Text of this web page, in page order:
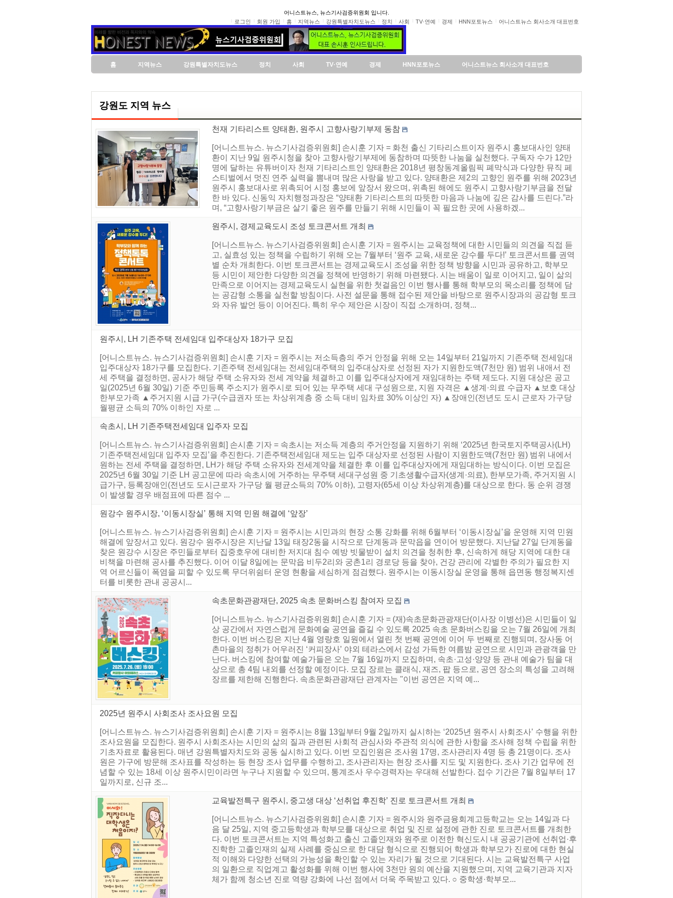
어니스트뉴스, 뉴스기사검증위원회 입니다.
로그인
회원 가입 홈 지역뉴스 강원특별자치도뉴스 정치 사회 TV·연예 경제 HNN포토뉴스 어니스트뉴스 회사소개 대표번호
홈 지역뉴스 강원특별자치도뉴스 정치 사회 TV·연예 경제 HNN포토뉴스 어니스트뉴스 회사소개 대표번호
강원도 지역 뉴스
천재 기타리스트 양태환, 원주시 고향사랑기부제 동참
[어니스트뉴스. 뉴스기사검증위원회] 손시훈 기자 = 화천 출신 기타리스트이자 원주시 홍보대사인 양태
환이 지난 9일 원주시청을 찾아 고향사랑기부제에 동참하며 따뜻한 나눔을 실천했다. 구독자 수가 12만
명에 달하는 유튜버이자 천재 기타리스트인 양태환은 2018년 평창동계올림픽 폐막식과 다양한 뮤직 페
스티벌에서 멋진 연주 실력을 뽐내며 많은 사랑을 받고 있다. 양태환은 제2의 고향인 원주를 위해 2023년
원주시 홍보대사로 위촉되어 시정 홍보에 앞장서 왔으며, 위촉된 해에도 원주시 고향사랑기부금을 전달
한 바 있다. 신동익 자치행정과장은 “양태환 기타리스트의 따뜻한 마음과 나눔에 깊은 감사를 드린다.”라
며, “고향사랑기부금은 살기 좋은 원주를 만들기 위해 시민들이 꼭 필요한 곳에 사용하겠...
원주시, 경제교육도시 조성 토크콘서트 개최
[어니스트뉴스. 뉴스기사검증위원회] 손시훈 기자 = 원주시는 교육정책에 대한 시민들의 의견을 직접 듣
고, 실효성 있는 정책을 수립하기 위해 오는 7월부터 ‘원주 교육, 새로운 강수를 두다!’ 토크콘서트를 권역
별 순차 개최한다. 이번 토크콘서트는 경제교육도시 조성을 위한 정책 방향을 시민과 공유하고, 학부모
등 시민이 제안한 다양한 의견을 정책에 반영하기 위해 마련됐다. 시는 배움이 일로 이어지고, 일이 삶의
만족으로 이어지는 경제교육도시 실현을 위한 첫걸음인 이번 행사를 통해 학부모의 목소리를 정책에 담
는 공감형 소통을 실천할 방침이다. 사전 설문을 통해 접수된 제안을 바탕으로 원주시장과의 공감형 토크
와 자유 발언 등이 이어진다. 특히 우수 제안은 시장이 직접 소개하며, 정책...
원주시, LH 기존주택 전세임대 입주대상자 18가구 모집
[어니스트뉴스. 뉴스기사검증위원회] 손시훈 기자 = 원주시는 저소득층의 주거 안정을 위해 오는 14일부터 21일까지 기존주택 전세임대
입주대상자 18가구를 모집한다. 기존주택 전세임대는 전세임대주택의 입주대상자로 선정된 자가 지원한도액(7천만 원) 범위 내애서 전
세 주택을 결정하면, 공사가 해당 주택 소유자와 전세 계약을 체결하고 이를 입주대상자에게 재임대하는 주택 제도다. 지원 대상은 공고
일(2025년 6월 30일) 기준 주민등록 주소지가 원주시로 되어 있는 무주택 세대 구성원으로, 지원 자격은 ▲생계·의료 수급자 ▲보호 대상
한부모가족 ▲주거지원 시급 가구(수급권자 또는 차상위계층 중 소득 대비 임차료 30% 이상인 자) ▲장애인(전년도 도시 근로자 가구당
월평균 소득의 70% 이하인 자로 ...
속초시, LH 기존주택전세임대 입주자 모집
[어니스트뉴스. 뉴스기사검증위원회] 손시훈 기자 = 속초시는 저소득 계층의 주거안정을 지원하기 위해 ‘2025년 한국토지주택공사(LH)
기존주택전세임대 입주자 모집’을 추진한다. 기존주택전세임대 제도는 입주 대상자로 선정된 사람이 지원한도액(7천만 원) 범위 내에서
원하는 전세 주택을 결정하면, LH가 해당 주택 소유자와 전세계약을 체결한 후 이를 입주대상자에게 재임대하는 방식이다. 이번 모집은
2025년 6월 30일 기준 LH 공고문에 따라 속초시에 거주하는 무주택 세대구성원 중 기초생활수급자(생계·의료), 한부모가족, 주거지원 시
급가구, 등록장애인(전년도 도시근로자 가구당 월 평균소득의 70% 이하), 고령자(65세 이상 차상위계층)를 대상으로 한다. 동 순위 경쟁
이 발생할 경우 배점표에 따른 점수 ...
원강수 원주시장, ‘이동시장실’ 통해 지역 민원 해결에 ‘앞장’
[어니스트뉴스. 뉴스기사검증위원회] 손시훈 기자 = 원주시는 시민과의 현장 소통 강화를 위해 6월부터 ‘이동시장실’을 운영해 지역 민원
해결에 앞장서고 있다. 원강수 원주시장은 지난달 13일 태장2동을 시작으로 단계동과 문막읍을 연이어 방문했다. 지난달 27일 단계동을
찾은 원강수 시장은 주민들로부터 집중호우에 대비한 저지대 침수 예방 빗물받이 설치 의견을 청취한 후, 신속하게 해당 지역에 대한 대
비책을 마련해 공사를 추진했다. 이어 이달 8일에는 문막읍 비두2리와 궁촌1리 경로당 등을 찾아, 건강 관리에 각별한 주의가 필요한 지
역 어르신들이 폭염을 피할 수 있도록 무더위쉼터 운영 현황을 세심하게 점검했다. 원주시는 이동시장실 운영을 통해 읍면동 행정복지센
터를 비롯한 관내 공공시...
속초문화관광재단, 2025 속초 문화버스킹 참여자 모집
[어니스트뉴스. 뉴스기사검증위원회] 손시훈 기자 = (재)속초문화관광재단(이사장 이병선)은 시민들이 일
상 공간에서 자연스럽게 문화예술 공연을 즐길 수 있도록 2025 속초 문화버스킹을 오는 7월 26일에 개최
한다. 이번 버스킹은 지난 4월 영랑호 일원에서 열린 첫 번째 공연에 이어 두 번째로 진행되며, 장사동 어
촌마을의 정취가 어우러진 ‘커피장사’ 야외 테라스에서 감성 가득한 여름밤 공연으로 시민과 관광객을 만
난다. 버스킹에 참여할 예술가들은 오는 7월 16일까지 모집하며, 속초·고성·양양 등 관내 예술가 팀을 대
상으로 총 4팀 내외를 선정할 예정이다. 모집 장르는 클래식, 재즈, 팝 등으로, 공연 장소의 특성을 고려해
장르를 제한해 진행한다. 속초문화관광재단 관계자는 "이번 공연은 지역 예...
2025년 원주시 사회조사 조사요원 모집
[어니스트뉴스. 뉴스기사검증위원회] 손시훈 기자 = 원주시는 8월 13일부터 9월 2일까지 실시하는 ‘2025년 원주시 사회조사’ 수행을 위한
조사요원을 모집한다. 원주시 사회조사는 시민의 삶의 질과 관련된 사회적 관심사와 주관적 의식에 관한 사항을 조사해 정책 수립을 위한
기초자료로 활용된다. 매년 강원특별자치도와 공동 실시하고 있다. 이번 모집인원은 조사원 17명, 조사관리자 4명 등 총 21명이다. 조사
원은 가구에 방문해 조사표를 작성하는 등 현장 조사 업무를 수행하고, 조사관리자는 현장 조사를 지도 및 지원한다. 조사 기간 업무에 전
념할 수 있는 18세 이상 원주시민이라면 누구나 지원할 수 있으며, 통계조사 우수경력자는 우대해 선발한다. 접수 기간은 7월 8일부터 17
일까지로, 신규 조...
교육발전특구 원주시, 중고생 대상 ‘선취업 후진학’ 진로 토크콘서트 개최
[어니스트뉴스. 뉴스기사검증위원회] 손시훈 기자 = 원주시와 원주금융회계고등학교는 오는 14일과 다
음 달 25일, 지역 중고등학생과 학부모를 대상으로 취업 및 진로 설정에 관한 진로 토크콘서트를 개최한
다. 이번 토크콘서트는 지역 특성화고 출신 고졸인재와 원주로 이전한 혁신도시 내 공공기관에 선취업·후
진학한 고졸인재의 실제 사례를 중심으로 한 대담 형식으로 진행되어 학생과 학부모가 진로에 대한 현실
적 이해와 다양한 선택의 가능성을 확인할 수 있는 자리가 될 것으로 기대된다. 시는 교육발전특구 사업
의 일환으로 직업계고 활성화를 위해 이번 행사에 3천만 원의 예산을 지원했으며, 지역 교육기관과 지자
체가 함께 청소년 진로 역량 강화에 나선 점에서 더욱 주목받고 있다. ○ 중학생·학부모...